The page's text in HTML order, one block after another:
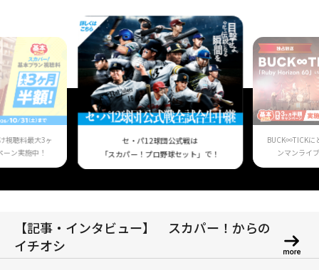
視聴料最大3ヶ
ン実施中！
セ・パ12球団公式戦は
「スカパー！プロ野球セット」で！
BUCK∞TICKに
ンマンライ
【記事・インタビュー】 スカパー！からの
イチオシ